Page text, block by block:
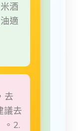
酒
適
去
議去
。2.